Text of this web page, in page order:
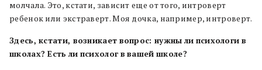
молчала. Это, кстати, зависит еще от того, интроверт
ребенок или экстраверт. Моя дочка, например, интроверт.
Здесь, кстати, возникает вопрос: нужны ли психологи в
школах? Есть ли психолог в вашей школе?